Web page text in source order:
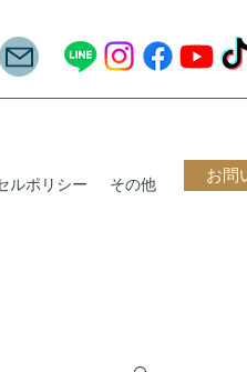
ルポリシー その他 お問